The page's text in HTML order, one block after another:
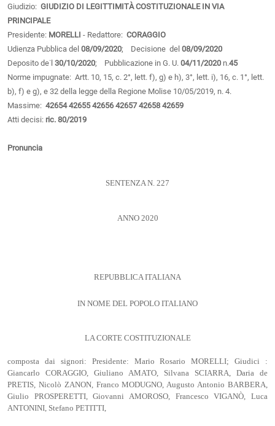
Giudizio: GIUDIZIO DI LEGITTIMITÀ COSTITUZIONALE IN VIA
PRINCIPALE
Presidente: MORELLI - Redattore: CORAGGIO
Udienza Pubblica del 08/09/2020; Decisione del 08/09/2020
Deposito de˙l 30/10/2020; Pubblicazione in G. U. 04/11/2020 n.45
Norme impugnate: Artt. 10, 15, c. 2°, lett. f), g) e h), 3°, lett. i), 16, c. 1°, lett.
b), f) e g), e 32 della legge della Regione Molise 10/05/2019, n. 4.
Massime: 42654 42655 42656 42657 42658 42659
Atti decisi: ric. 80/2019
Pronuncia
SENTENZA N. 227
ANNO 2020
REPUBBLICA ITALIANA
IN NOME DEL POPOLO ITALIANO
LA CORTE COSTITUZIONALE
composta dai signori: Presidente: Mario Rosario MORELLI; Giudici :
Giancarlo CORAGGIO, Giuliano AMATO, Silvana SCIARRA, Daria de
PRETIS, Nicolò ZANON, Franco MODUGNO, Augusto Antonio BARBERA,
Giulio PROSPERETTI, Giovanni AMOROSO, Francesco VIGANÒ, Luca
ANTONINI, Stefano PETITTI,